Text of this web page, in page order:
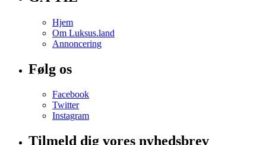
Hjem
Om Luksus.land
Annoncering
Følg os
Facebook
Twitter
Instagram
Tilmeld dig vores nyhedsbrev